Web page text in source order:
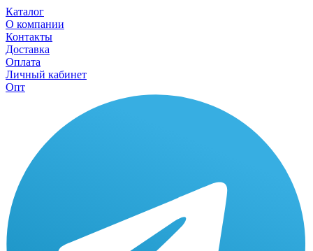
Каталог
О компании
Контакты
Доставка
Оплата
Личный кабинет
Опт